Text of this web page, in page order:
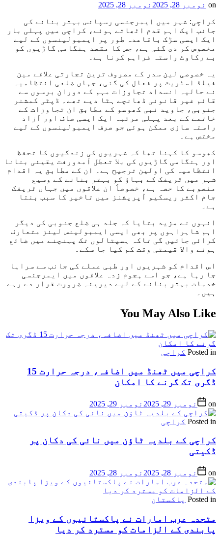
on نومبر 28, 2025
نومبر 28, 2025
کراچی: شہر میں ایمرجنسی رسپانس بہتر بنانے کی
جانب ایک اہم قدم اٹھاتے ہوئے، کراچی میں پہلی بار
ایک ایسی سڑک باقاعدہ طور پر ایمبولینسوں کے لیے
مخصوص کر دی گئی ہے، جس کا مقصد ہنگامی گاڑیوں کو
بے رکاوٹ راستہ فراہم کرنا ہے۔
یہ خصوصی لین سدر کے مصروف ترین تجارتی علاقے مین
فیلڈ اسٹریٹ پر فعال کی گئی، جہاں ضلعی انتظامیہ
نے حالیہ انسداد تجاوزات مہم کے دوران برسوں سے
قائم غیر قانونی ڈھانچے ہٹا دیے تھے۔ ڈپٹی کمشنر
جنوبی، جاوید نبی کھوسو کے مطابق ان تجاوزات کے
خاتمے کے بعد پہلی مرتبہ ایک ایسی صاف اور آزاد
راستہ سازی ممکن ہوئی جو صرف ایمبولینسوں کے لیے
مختص ہے۔
کھوسو کا کہنا تھا کہ شہریوں کی زندگیوں کا تحفظ
اور ہنگامی گاڑیوں کی بلا تعطل آمدورفت یقینی بنانا
انتظامیہ کی اولین ترجیح ہے۔ ان کے مطابق یہ اقدام
شہر میں ٹریفک کے بہاؤ کو بہتر بنانے کے وسیع
منصوبے کا حصہ ہے، خصوصاً ان علاقوں میں جہاں ٹریفک
جام اکثر ریسکیو آپریشنز میں تاخیر کا سبب بنتا
ہے۔
انہوں نے مزید بتایا کہ جلد ہی ضلع جنوبی کی دیگر
اہم شاہراہوں پر بھی ایسی ایمبولینس لینز متعارف
کرائی جائیں گی تاکہ ہسپتالوں تک پہنچنے میں ضائع
ہونے والا قیمتی وقت کم کیا جا سکے۔
اس اقدام کو شہریوں اور طبی عملے کی جانب سے سراہا
جا رہا ہے، جو اسے ہجوم زدہ علاقوں میں ایمرجنسی
خدمات بہتر بنانے کے لیے دیرینہ ضرورت قرار دے رہے
ہیں۔
You May Also Like
Posted in کراچی
کراچی میں ٹھنڈ میں اضافہ، درجہ حرارت 15
ڈگری تک گرنے کا امکان
on نومبر 29, 2025 نومبر 29, 2025
Posted in کراچی
کراچی کے بلدیہ ٹاؤن میں نائی کی دکان پر
ڈکیتی
on نومبر 28, 2025 نومبر 28, 2025
Posted in پاکستان
متحدہ عرب امارات نے پاکستانیوں کے ویزا
پابندی کے الزامات کو مسترد کر دیا